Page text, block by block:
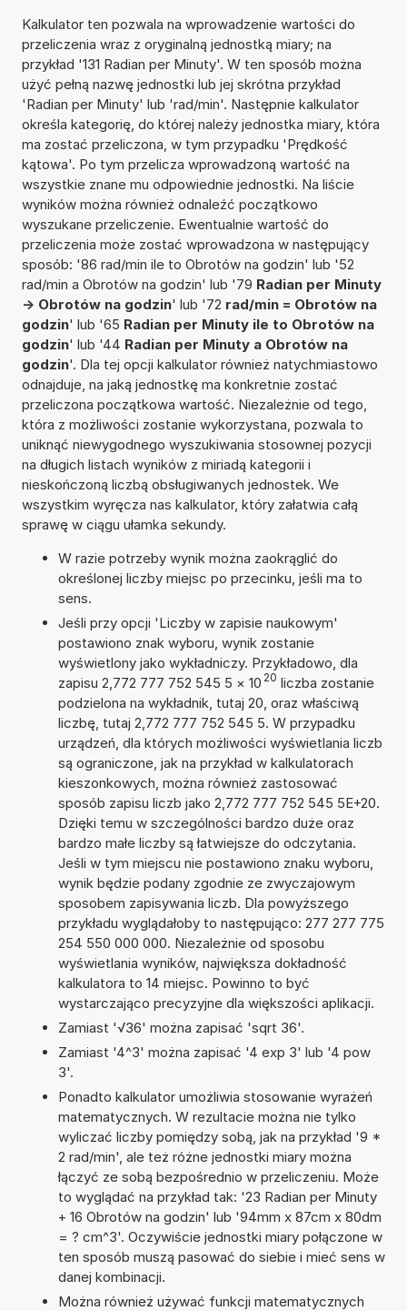
Kalkulator ten pozwala na wprowadzenie wartości do
przeliczenia wraz z oryginalną jednostką miary; na
przykład '131 Radian per Minuty'. W ten sposób można
użyć pełną nazwę jednostki lub jej skrótna przykład
'Radian per Minuty' lub 'rad/min'. Następnie kalkulator
określa kategorię, do której należy jednostka miary, która
ma zostać przeliczona, w tym przypadku 'Prędkość
kątowa'. Po tym przelicza wprowadzoną wartość na
wszystkie znane mu odpowiednie jednostki. Na liście
wyników można również odnaleźć początkowo
wyszukane przeliczenie. Ewentualnie wartość do
przeliczenia może zostać wprowadzona w następujący
sposób: '86 rad/min ile to Obrotów na godzin' lub '52
rad/min a Obrotów na godzin' lub '79 Radian per Minuty
-> Obrotów na godzin' lub '72 rad/min = Obrotów na
godzin' lub '65 Radian per Minuty ile to Obrotów na
godzin' lub '44 Radian per Minuty a Obrotów na
godzin'. Dla tej opcji kalkulator również natychmiastowo
odnajduje, na jaką jednostkę ma konkretnie zostać
przeliczona początkowa wartość. Niezależnie od tego,
która z możliwości zostanie wykorzystana, pozwala to
uniknąć niewygodnego wyszukiwania stosownej pozycji
na długich listach wyników z miriadą kategorii i
nieskończoną liczbą obsługiwanych jednostek. We
wszystkim wyręcza nas kalkulator, który załatwia całą
sprawę w ciągu ułamka sekundy.
W razie potrzeby wynik można zaokrąglić do
określonej liczby miejsc po przecinku, jeśli ma to
sens.
Jeśli przy opcji 'Liczby w zapisie naukowym'
postawiono znak wyboru, wynik zostanie
wyświetlony jako wykładniczy. Przykładowo, dla
zapisu 2,772 777 752 545 5 × 10 20 liczba zostanie
podzielona na wykładnik, tutaj 20, oraz właściwą
liczbę, tutaj 2,772 777 752 545 5. W przypadku
urządzeń, dla których możliwości wyświetlania liczb
są ograniczone, jak na przykład w kalkulatorach
kieszonkowych, można również zastosować
sposób zapisu liczb jako 2,772 777 752 545 5E+20.
Dzięki temu w szczególności bardzo duże oraz
bardzo małe liczby są łatwiejsze do odczytania.
Jeśli w tym miejscu nie postawiono znaku wyboru,
wynik będzie podany zgodnie ze zwyczajowym
sposobem zapisywania liczb. Dla powyższego
przykładu wyglądałoby to następująco: 277 277 775
254 550 000 000. Niezależnie od sposobu
wyświetlania wyników, największa dokładność
kalkulatora to 14 miejsc. Powinno to być
wystarczająco precyzyjne dla większości aplikacji.
Zamiast '√36' można zapisać 'sqrt 36'.
Zamiast '4^3' można zapisać '4 exp 3' lub '4 pow
3'.
Ponadto kalkulator umożliwia stosowanie wyrażeń
matematycznych. W rezultacie można nie tylko
wyliczać liczby pomiędzy sobą, jak na przykład '9 *
2 rad/min', ale też różne jednostki miary można
łączyć ze sobą bezpośrednio w przeliczeniu. Może
to wyglądać na przykład tak: '23 Radian per Minuty
+ 16 Obrotów na godzin' lub '94mm x 87cm x 80dm
= ? cm^3'. Oczywiście jednostki miary połączone w
ten sposób muszą pasować do siebie i mieć sens w
danej kombinacji.
Można również używać funkcji matematycznych